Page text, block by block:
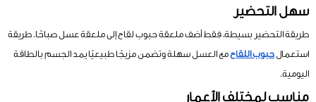
سهل التحضير
طريقة التحضير بسيطة، فقط أضف ملعقة حبوب لقاح إلى ملعقة عسل صباحًا. طريقة
استعمالحبوب اللقاحمع العسل سهلة وتضمن مزيجًا طبيعيًا يمد الجسم بالطاقة
اليومية.
مناسب لمختلف الأعمار